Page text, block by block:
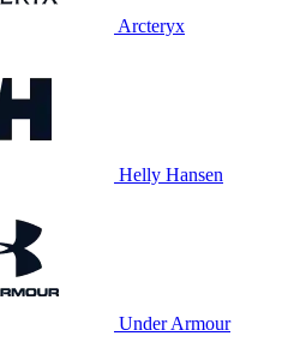
Arcteryx
Helly Hansen
Under Armour